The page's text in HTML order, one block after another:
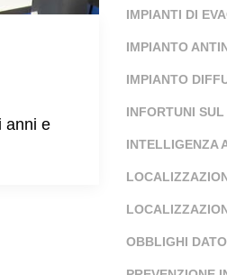
anni e
IMPIANTI DI
IMPIANTO
IMPIANTO
INFORTUNI
INTELLIGENZA
OBBLIGHI